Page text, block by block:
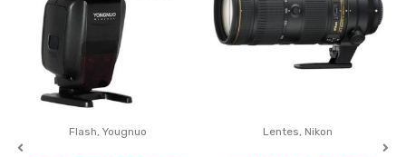
Flash, Yougnuo Lentes, Nikon